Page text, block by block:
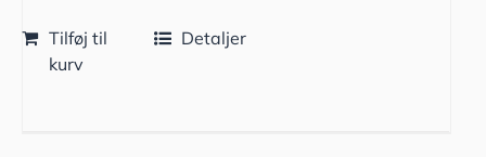
Tilføj til
kurv
Detaljer